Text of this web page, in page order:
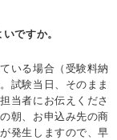
ですか。
いる場合（受験料納
試験当日、そのまま
当者にお伝えくださ
朝、お申込み先の商
発生しますので、早